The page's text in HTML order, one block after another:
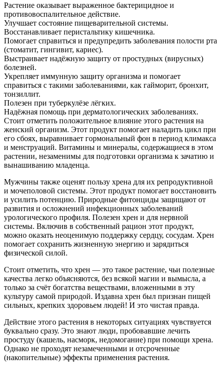
Растение оказывает выраженное бактерицидное и
противовоспалительное действие.
Улучшает состояние пищеварительной системы.
Восстанавливает перистальтику кишечника.
Помогает справиться и предупредить заболевания полости рта
(стоматит, гингивит, кариес).
Выстраивает надёжную защиту от простудных (вирусных)
болезней.
Укрепляет иммунную защиту организма и помогает
справиться с такими заболеваниями, как гайморит, бронхит,
тонзиллит.
Полезен при туберкулёзе лёгких.
Надёжная помощь при дерматологических заболеваниях.
Стоит отметить положительное влияние этого растения на
женский организм. Этот продукт помогает наладить цикл при
его сбоях, выравнивает гормональный фон в период климакса
и менструаций. Витамины и минералы, содержащиеся в этом
растении, незаменимы для подготовки организма к зачатию и
вынашиванию младенца.
Мужчины также оценят пользу хрена для их репродуктивной
и мочеполовой системы. Этот продукт помогает восстановить
и усилить потенцию. Природные фитонциды защищают от
развития и осложнений инфекционных заболеваний
урологического профиля. Полезен хрен и для нервной
системы. Включив в собственный рацион этот продукт,
можно оказать неоценимую поддержку сердцу, сосудам. Хрен
помогает сохранить жизненную энергию и зарядиться
физической силой.
Стоит отметить, что хрен — это такое растение, чьи полезные
качества легко объясняются, без всякой магии и вымысла, а
только за счёт богатства веществами, вложенными в эту
культуру самой природой. Издавна хрен был признан пищей
сильных, крепких здоровьем людей! И это чистая правда.
Действие этого растения в некоторых ситуациях чувствуется
буквально сразу. Это знают люди, пробовавшие лечить
простуду (кашель, насморк, недомогание) при помощи хрена.
Однако не проходят незамеченными и отсроченные
(накопительные) эффекты применения растения.